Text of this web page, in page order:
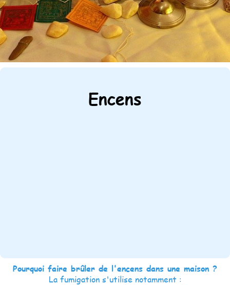
Encens
Pourquoi faire brûler de l'encens dans une maison ?
La fumigation s'utilise notamment :